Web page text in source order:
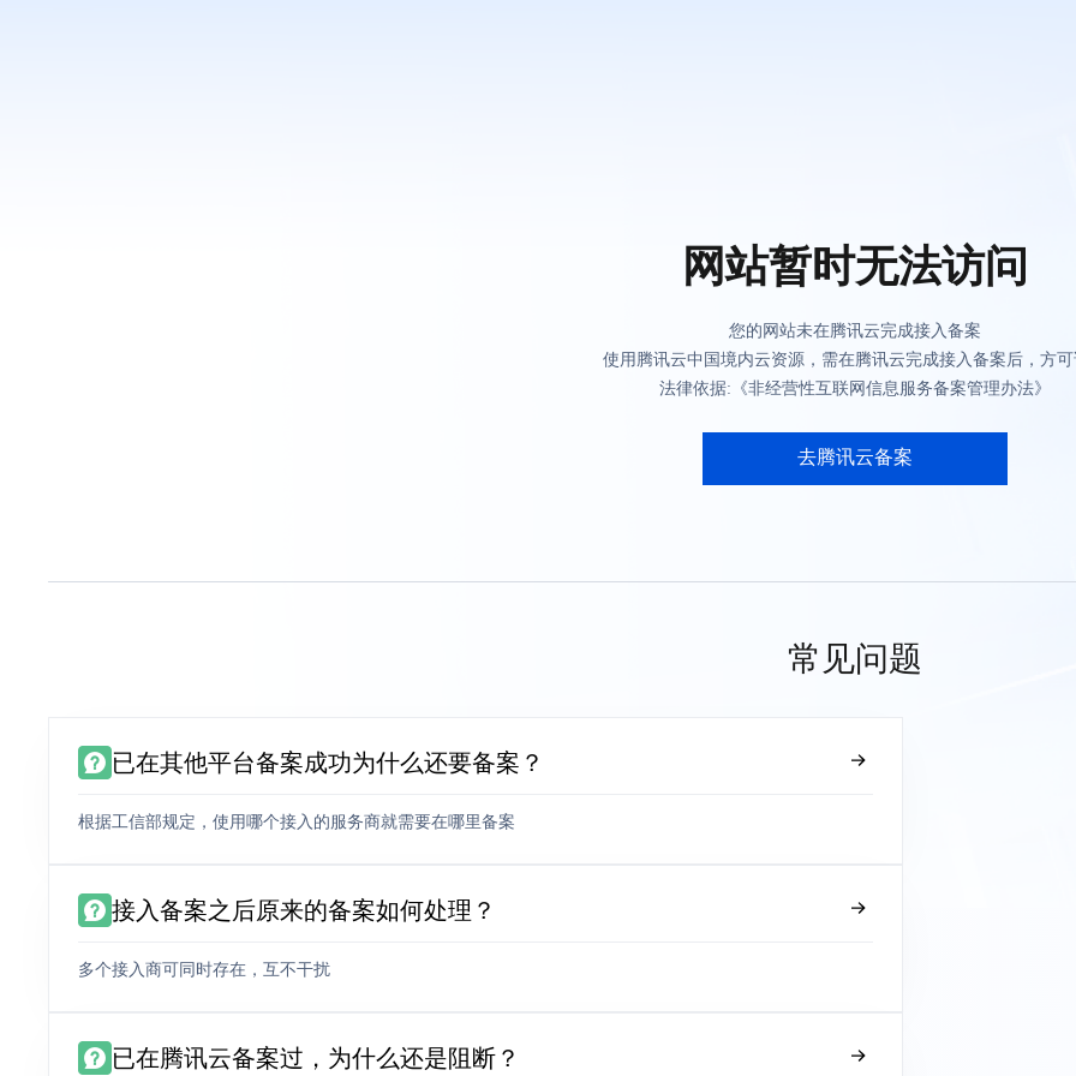
网站暂时无法访问
您的网站未在腾讯云完成接入备案
使用腾讯云中国境内云资源，需在腾讯云完成接入备案后，方
法律依据:《非经营性互联网信息服务备案管理办法》
去腾讯云备案
常见问题
已在其他平台备案成功为什么还要备案？
根据工信部规定，使用哪个接入的服务商就需要在哪里备案
接入备案之后原来的备案如何处理？
多个接入商可同时存在，互不干扰
已在腾讯云备案过，为什么还是阻断？